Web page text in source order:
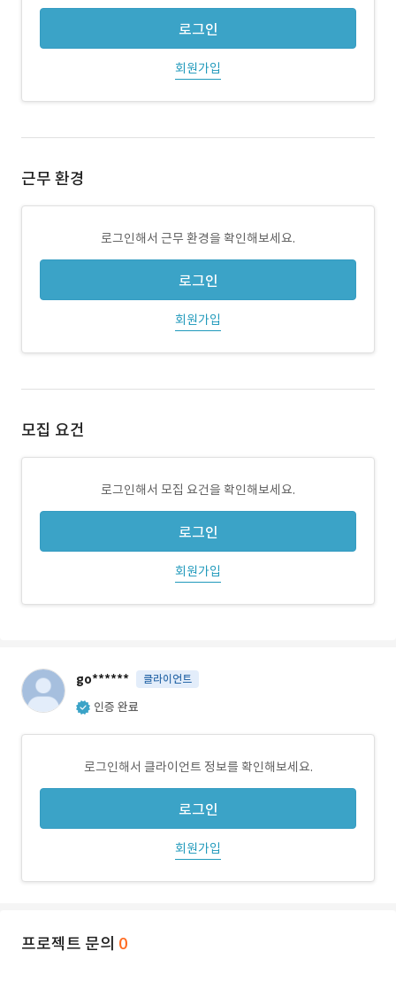
로그인
회원가입
근무 환경
로그인해서 근무 환경을 확인해보세요.
로그인
회원가입
모집 요건
로그인해서 모집 요건을 확인해보세요.
로그인
회원가입
go****** 클라이언트
인증 완료
로그인해서 클라이언트 정보를 확인해보세요.
로그인
회원가입
프로젝트 문의 0